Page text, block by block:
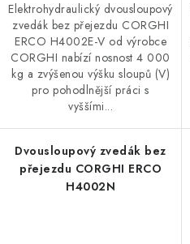
Elektrohydraulický dvousloupový
zvedák bez přejezdu CORGHI
ERCO H4002E-V od výrobce
CORGHI nabízí nosnost 4 000
kg a zvýšenou výšku sloupů (V)
pro pohodlnější práci s
vyššími...
Dvousloupový zvedák bez
přejezdu CORGHI ERCO
H4002N